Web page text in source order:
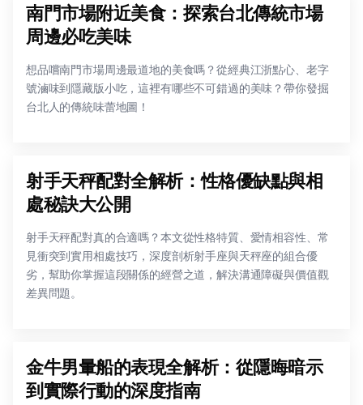
南門市場附近美食：探索台北傳統市場
周邊必吃美味
想品嚐南門市場周邊最道地的美食嗎？從經典江浙點心、老字
號滷味到隱藏版小吃，這裡有哪些不可錯過的美味？帶你發掘
台北人的傳統味蕾地圖！
射手天秤配對全解析：性格優缺點與相
處秘訣大公開
射手天秤配對真的合適嗎？本文從性格特質、愛情相容性、常
見衝突到實用相處技巧，深度剖析射手座與天秤座的組合優
劣，幫助你掌握這段關係的經營之道，解決溝通障礙與價值觀
差異問題。
金牛男暈船的表現全解析：從隱晦暗示
到實際行動的深度指南